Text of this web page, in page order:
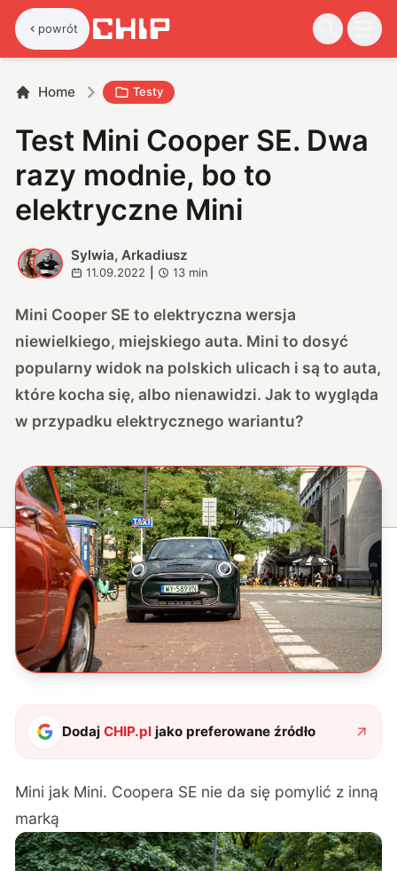
powrót
Home Testy
Test Mini Cooper SE. Dwa
razy modnie, bo to
elektryczne Mini
S A
Sylwia, Arkadiusz
11.09.2022 13 min
Mini Cooper SE to elektryczna wersja
niewielkiego, miejskiego auta. Mini to dosyć
popularny widok na polskich ulicach i są to auta,
które kocha się, albo nienawidzi. Jak to wygląda
w przypadku elektrycznego wariantu?
DodajCHIP.pl jako preferowane źródło
Mini jak Mini. Coopera SE nie da się pomylić z inną
marką